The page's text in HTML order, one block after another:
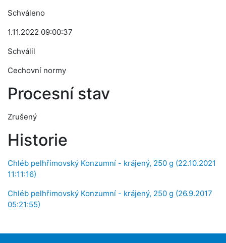
Schváleno
1.11.2022 09:00:37
Schválil
Cechovní normy
Procesní stav
Zrušený
Historie
Chléb pelhřimovský Konzumní - krájený, 250 g (22.10.2021
11:11:16)
Chléb pelhřimovský Konzumní - krájený, 250 g (26.9.2017
05:21:55)